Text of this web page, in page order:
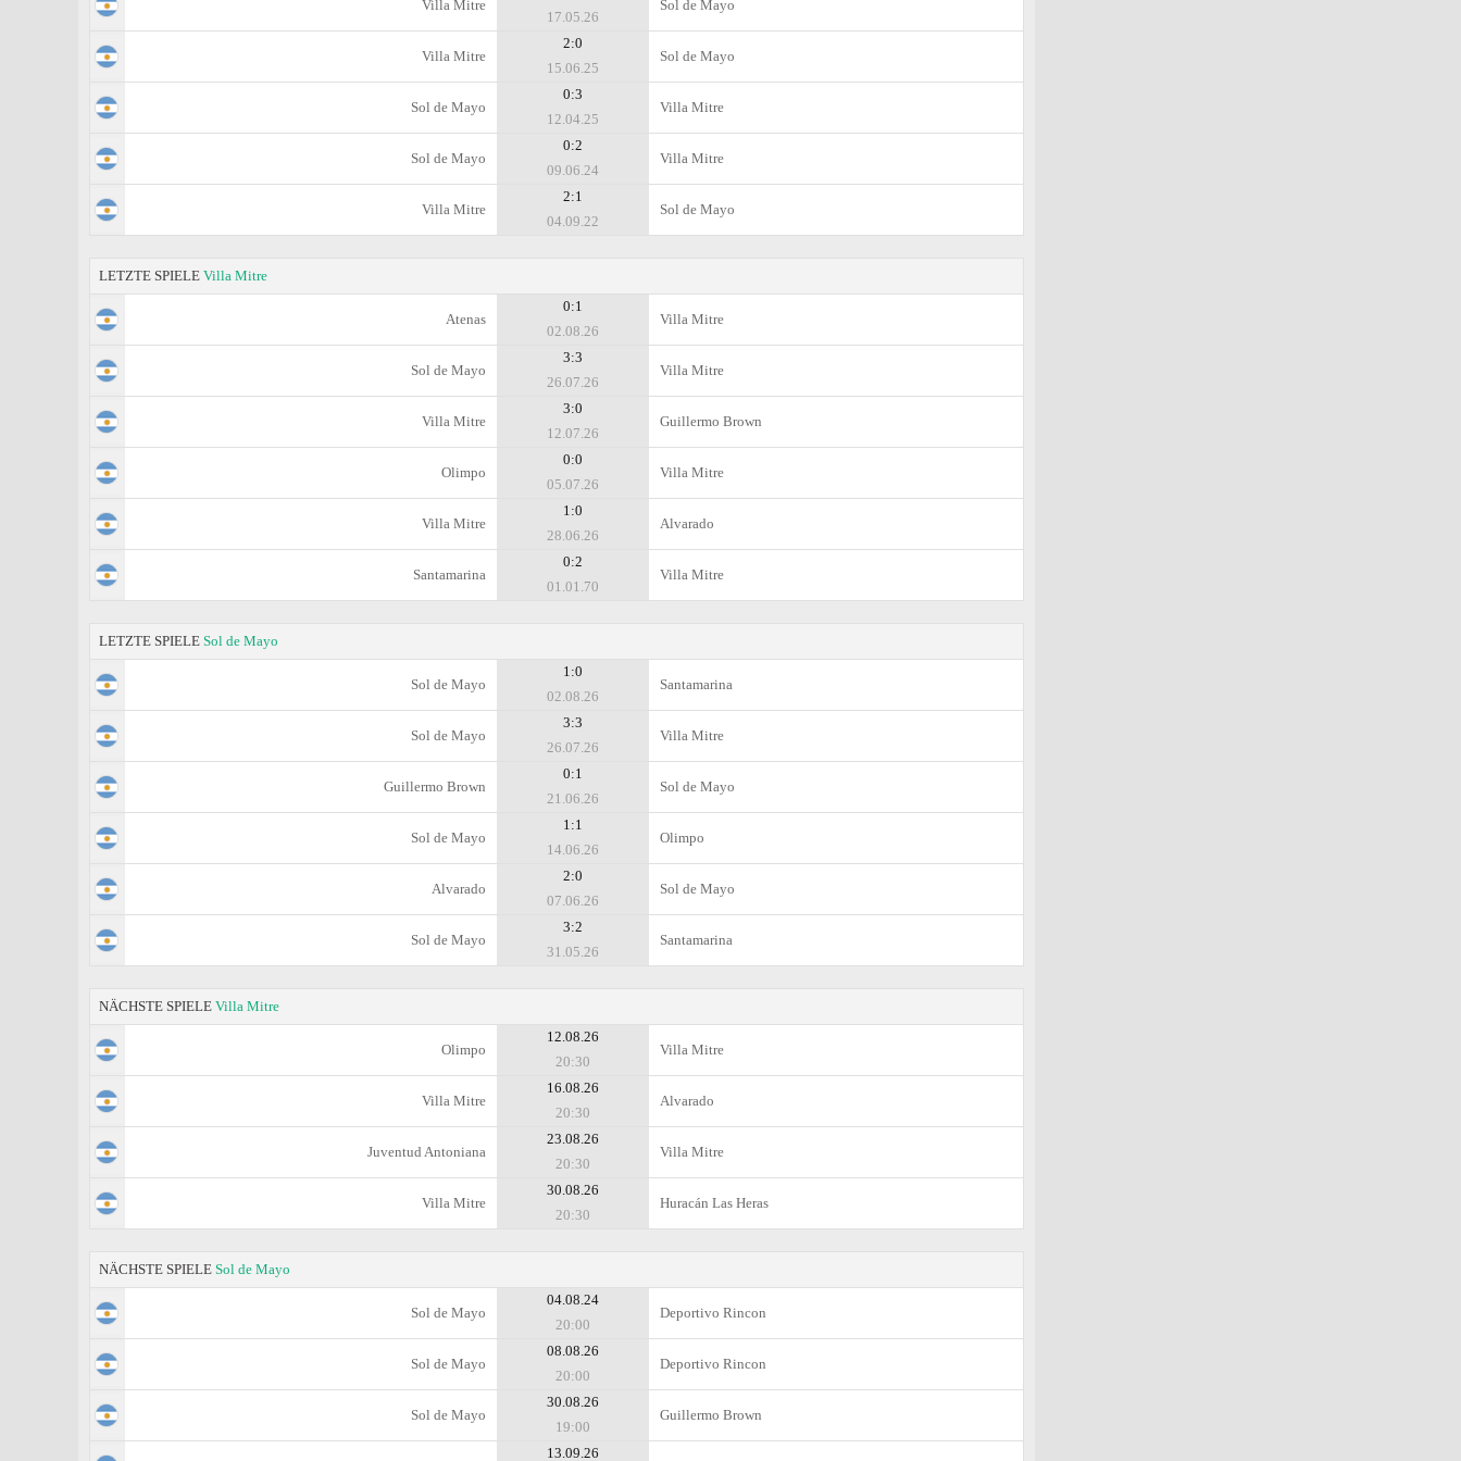
Villa Mitre
17.05.26
Sol de Mayo
Villa Mitre
2:0
15.06.25
Sol de Mayo
Sol de Mayo
0:3
12.04.25
Villa Mitre
Sol de Mayo
0:2
09.06.24
Villa Mitre
Villa Mitre
2:1
04.09.22
Sol de Mayo
LETZTE SPIELE Villa Mitre
Atenas
0:1
02.08.26
Villa Mitre
Sol de Mayo
3:3
26.07.26
Villa Mitre
Villa Mitre
3:0
12.07.26
Guillermo Brown
Olimpo
0:0
05.07.26
Villa Mitre
Villa Mitre
1:0
28.06.26
Alvarado
Santamarina
0:2
01.01.70
Villa Mitre
LETZTE SPIELE Sol de Mayo
Sol de Mayo
1:0
02.08.26
Santamarina
Sol de Mayo
3:3
26.07.26
Villa Mitre
Guillermo Brown
0:1
21.06.26
Sol de Mayo
Sol de Mayo
1:1
14.06.26
Olimpo
Alvarado
2:0
07.06.26
Sol de Mayo
Sol de Mayo
3:2
31.05.26
Santamarina
NÄCHSTE SPIELE Villa Mitre
Olimpo
12.08.26
20:30
Villa Mitre
Villa Mitre
16.08.26
20:30
Alvarado
Juventud Antoniana
23.08.26
20:30
Villa Mitre
Villa Mitre
30.08.26
20:30
Huracán Las Heras
NÄCHSTE SPIELE Sol de Mayo
Sol de Mayo
04.08.24
20:00
Deportivo Rincon
Sol de Mayo
08.08.26
20:00
Deportivo Rincon
Sol de Mayo
30.08.26
19:00
Guillermo Brown
13.09.26